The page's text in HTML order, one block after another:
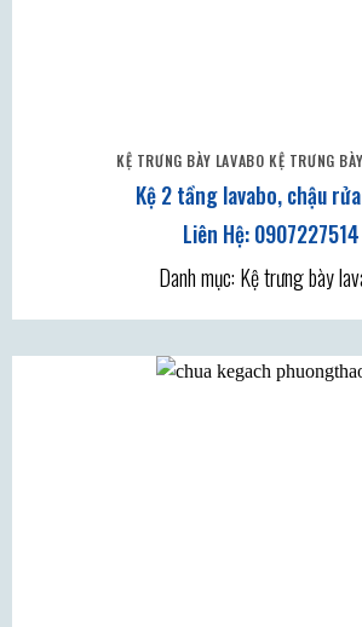
KỆ TRƯNG BÀY LAVABO KỆ TRƯNG
Kệ 2 tầng lavabo, chậu
Danh mục: Kệ trưng bày